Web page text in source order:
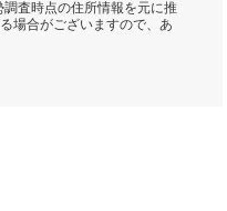
査時点の住所情報を元に推
場合がございますので、あ